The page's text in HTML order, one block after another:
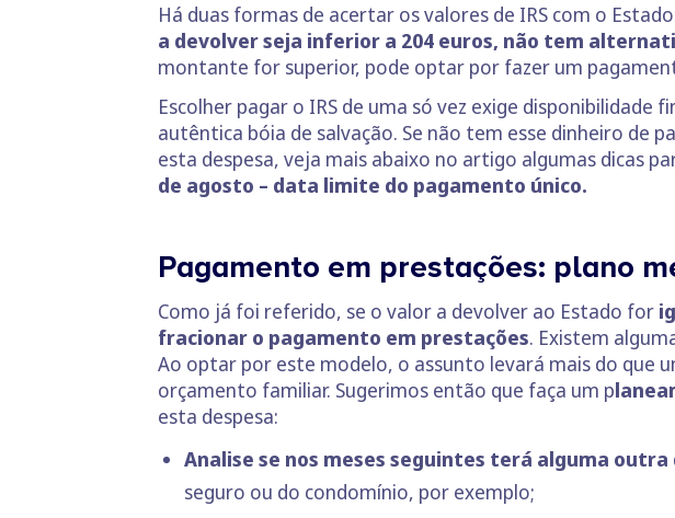
Há duas formas de acertar os valores de IRS com o
a devolver seja inferior a 204 euros, não tem
montante for superior, pode optar por fazer um
Escolher pagar o IRS de uma só vez exige disponibilidade
autêntica bóia de salvação. Se não tem esse dinheiro de
esta despesa, veja mais abaixo no artigo algumas dicas
de agosto – data limite do pagamento único.
Pagamento em prestações: plano
Como já foi referido, se o valor a devolver ao Estado for
fracionar o pagamento em prestações. Existem
Ao optar por este modelo, o assunto levará mais do que
orçamento familiar. Sugerimos então que faça um p
esta despesa:
Analise se nos meses seguintes terá alguma
seguro ou do condomínio, por exemplo;